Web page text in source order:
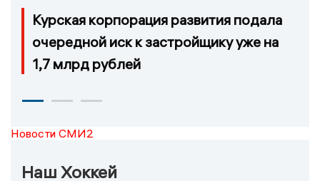
Курская корпорация развития подала
очередной иск к застройщику уже на
1,7 млрд рублей
Новости СМИ2
Наш Хоккей